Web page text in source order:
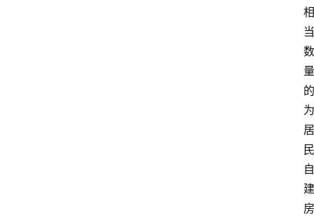
相
当
数
量
的
为
居
民
自
建
房